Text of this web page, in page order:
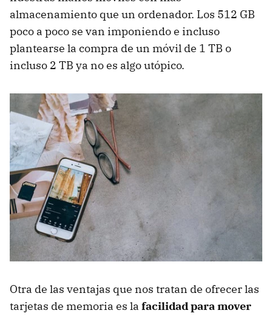
almacenamiento que un ordenador. Los 512 GB
poco a poco se van imponiendo e incluso
plantearse la compra de un móvil de 1 TB o
incluso 2 TB ya no es algo utópico.
Otra de las ventajas que nos tratan de ofrecer las
tarjetas de memoria es la facilidad para mover